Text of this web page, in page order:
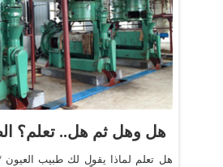
هل وهل ثم هل.. تعلم؟